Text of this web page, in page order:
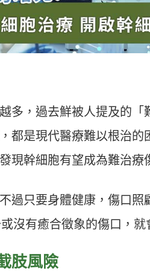
多，過去鮮被人提及的「
都是現代醫療難以根治的
現幹細胞有望成為難治療
過只要身體健康，傷口照
沒有癒合徵象的傷口，就
肢風險